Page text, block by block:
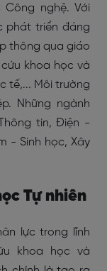
nghệ. Với
phát triển đáng
thông qua giáo
khoa học và
tế,... Môi trường
Những ngành
tin, Điện -
- Sinh học, Xây
Tự nhiên
lực trong lĩnh
khoa học và